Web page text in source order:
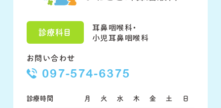
診療科目
耳鼻咽喉科・
小児耳鼻咽喉科
お問い合わせ
097-574-6375
診療時間 月 火 水 木 金 土 日